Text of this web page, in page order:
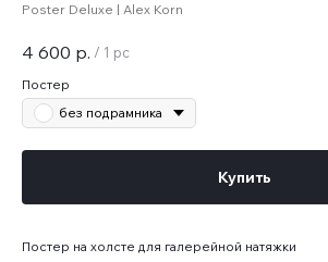
Poster Deluxe | Alex Korn
4 600 р. / 1 pc
Постер
без подрамника
Купить
Постер на холсте для галерейной натяжки